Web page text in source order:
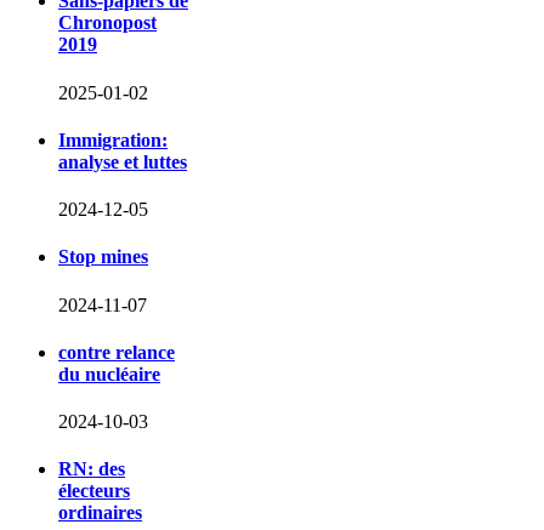
Chronopost
2019
2025-01-02
Immigration:
analyse et luttes
2024-12-05
Stop mines
2024-11-07
contre relance
du nucléaire
2024-10-03
RN: des
électeurs
ordinaires